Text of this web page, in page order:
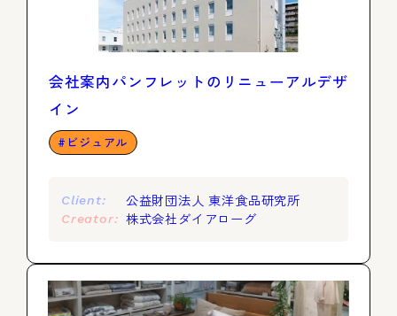
会社案内パンフレットのリニューアルデザ
イン
ビジュアル
Client: 公益財団法人 東洋食品研究所
Creator: 株式会社ダイアローグ